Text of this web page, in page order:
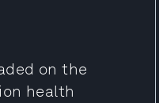
on the
health